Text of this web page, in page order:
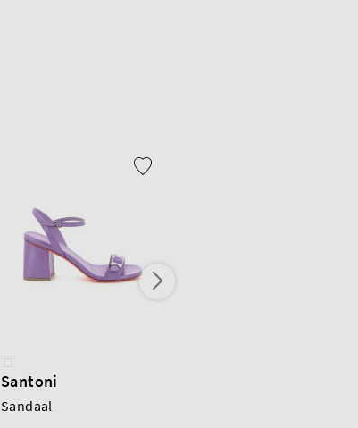
Santoni
Sandaal